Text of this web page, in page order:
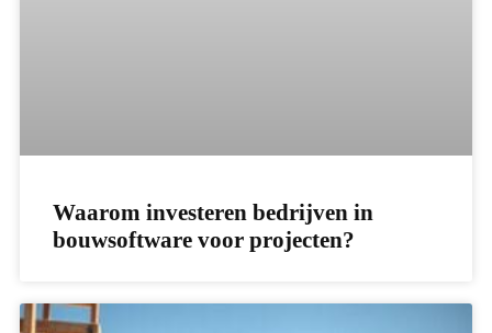
Waarom investeren bedrijven in
bouwsoftware voor projecten?